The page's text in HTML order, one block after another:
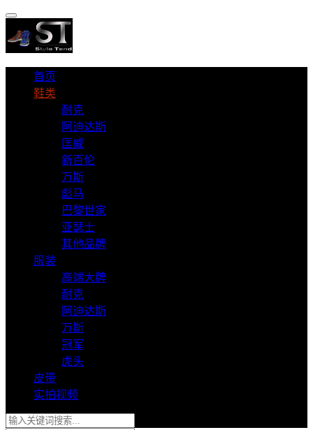
首页
鞋类
耐克
阿迪达斯
匡威
新百伦
万斯
彪马
巴黎世家
亚瑟士
其他品牌
服装
高端大牌
耐克
阿迪达斯
万斯
冠军
虎头
皮带
实拍视频